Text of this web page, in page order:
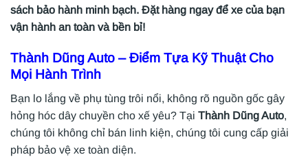
sách bảo hành minh bạch. Đặt hàng ngay để xe của bạn
vận hành an toàn và bền bỉ!
Thành Dũng Auto – Điểm Tựa Kỹ Thuật Cho
Mọi Hành Trình
Bạn lo lắng về phụ tùng trôi nổi, không rõ nguồn gốc gây
hỏng hóc dây chuyền cho xế yêu? Tại Thành Dũng Auto,
chúng tôi không chỉ bán linh kiện, chúng tôi cung cấp giải
pháp bảo vệ xe toàn diện.